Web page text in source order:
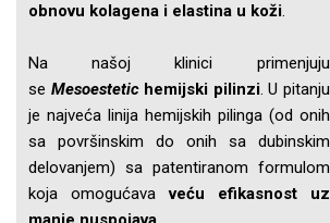
obnovu kolagena i elastina u koži.
Na našoj klinici primenjuju
se Mesoestetic hemijski pilinzi. U pitanju
je najveća linija hemijskih pilinga (od onih
sa površinskim do onih sa dubinskim
delovanjem) sa patentiranom formulom
koja omogućavaveću efikasnost uz